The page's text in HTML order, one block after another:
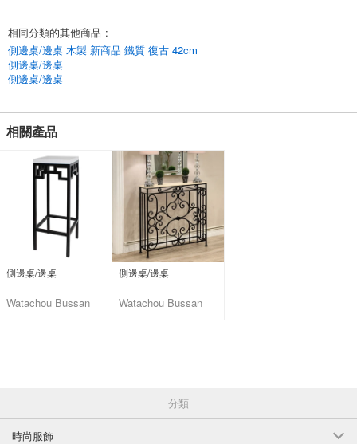
[游戲桌] [大理石桌面] [鐵藝家具] [歐式風格] [室內陳列] [高雅] [古典家具]
[仿古風格］
English
相同分類的其他商品 :
側邊桌/邊桌 木製 新商品 鐵質 復古 42cm
側邊桌/邊桌
側邊桌/邊桌
相關產品
側邊桌/邊桌
Watachou Bussan
側邊桌/邊桌
Watachou Bussan
分類
時尚服飾